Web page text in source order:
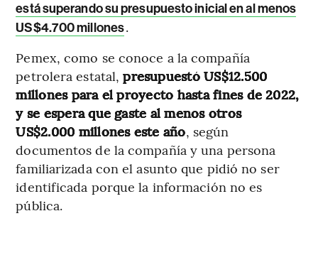
está superando su presupuesto inicial en al menos
US$4.700 millones.
Pemex, como se conoce a la compañía
petrolera estatal,presupuestó US$12.500
millones para el proyecto hasta fines de 2022,
y se espera que gaste al menos otros
US$2.000 millones este año, según
documentos de la compañía y una persona
familiarizada con el asunto que pidió no ser
identificada porque la información no es
pública.